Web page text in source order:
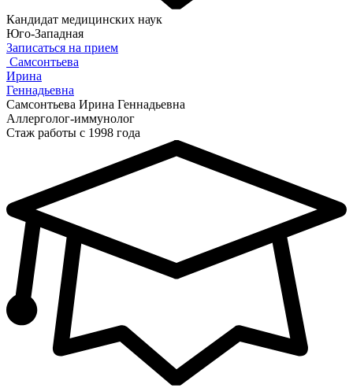
Кандидат медицинских наук
Юго-Западная
Записаться на прием
Самсонтьева
Ирина
Геннадьевна
Самсонтьева Ирина Геннадьевна
Аллерголог-иммунолог
Стаж работы с 1998 года